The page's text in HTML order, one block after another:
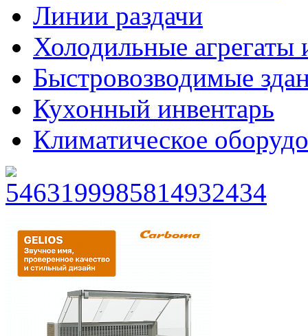
Линии раздачи
Холодильные агрегаты
Быстровозводимые
Кухонный инвентарь
Климатическое